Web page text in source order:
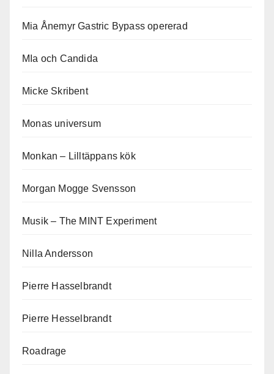
Mia Ånemyr Gastric Bypass opererad
MIa och Candida
Micke Skribent
Monas universum
Monkan – Lilltäppans kök
Morgan Mogge Svensson
Musik – The MINT Experiment
Nilla Andersson
Pierre Hasselbrandt
Pierre Hesselbrandt
Roadrage